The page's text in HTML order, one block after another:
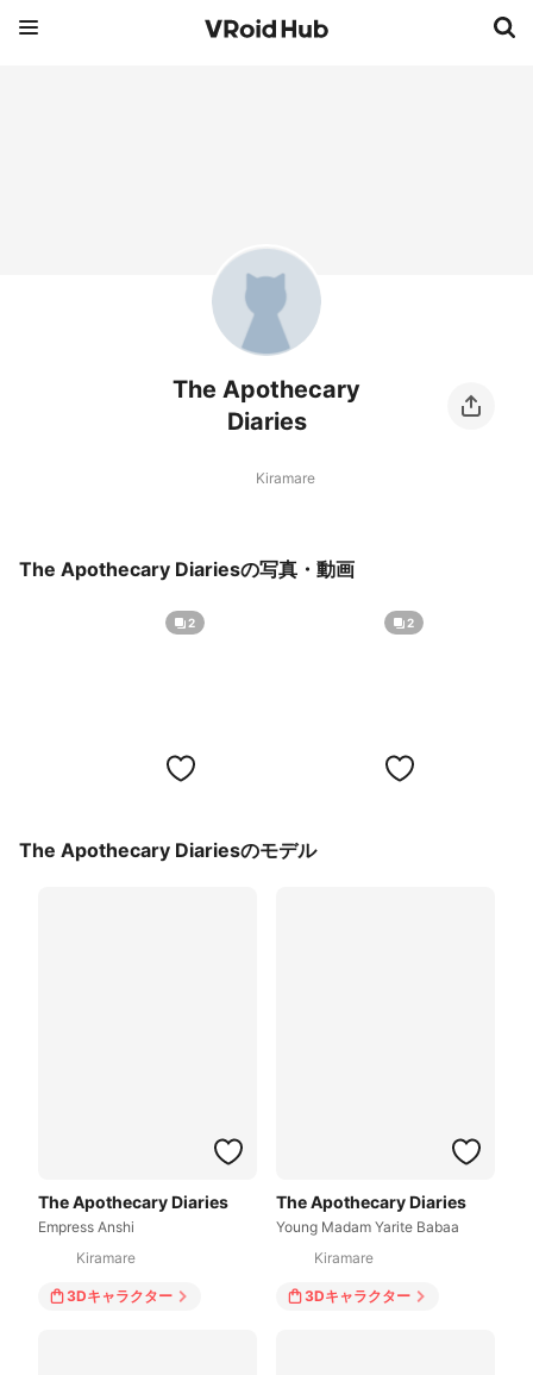
The Apothecary
Diaries
Kiramare
The Apothecary Diariesの写真・動画
2 2
The Apothecary Diariesのモデル
The Apothecary Diaries
Empress Anshi
Kiramare
3Dキャラクター
The Apothecary Diaries
Young Madam Yarite Babaa
Kiramare
3Dキャラクター